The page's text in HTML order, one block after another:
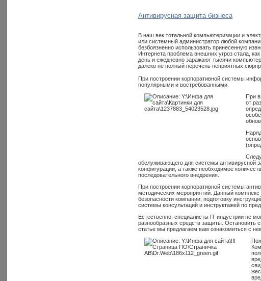
Антивирусная защита бизнеса
В наш век тотальной компьютеризации и
или системный администратор любой
безбоязненно использовать принесенную
Интернета проблема внешних угроз стала,
день и ежедневно заражают тысячи
далеко не полный перечень неприятных
При построении корпоративной системы
популярными и востребованными.
При
от
обслуживающего для системы антивирусной
конфигурации, а также необходимое
последовательного внедрения.
При построении корпоративной системы
методических мероприятий. Данный комплекс
безопасности компании; подготовку
системы консультаций и инструктажей по
Естественно, специалисты IT-индустрии не
разнообразных средств защиты. Остановить
статье мы предлагаем вам ознакомиться с